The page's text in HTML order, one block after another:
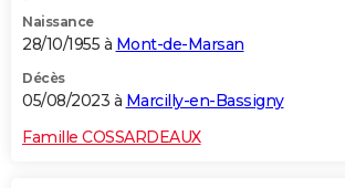
Naissance
28/10/1955 à Mont-de-Marsan
Décès
05/08/2023 à Marcilly-en-Bassigny
Famille COSSARDEAUX